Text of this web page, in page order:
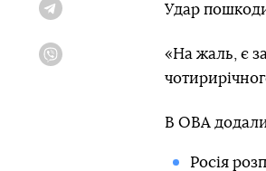
Удар
«На жаль, є
В ОВА
Росія